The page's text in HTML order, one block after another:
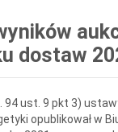
dostaw
ust. 9 pkt 3)
opublikował